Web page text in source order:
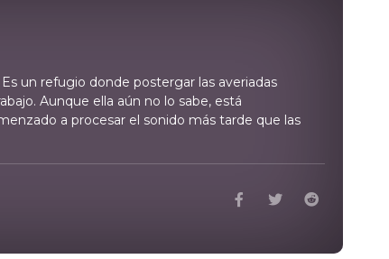
un refugio donde postergar las averiadas
Aunque ella aún no lo sabe, está
a procesar el sonido más tarde que las